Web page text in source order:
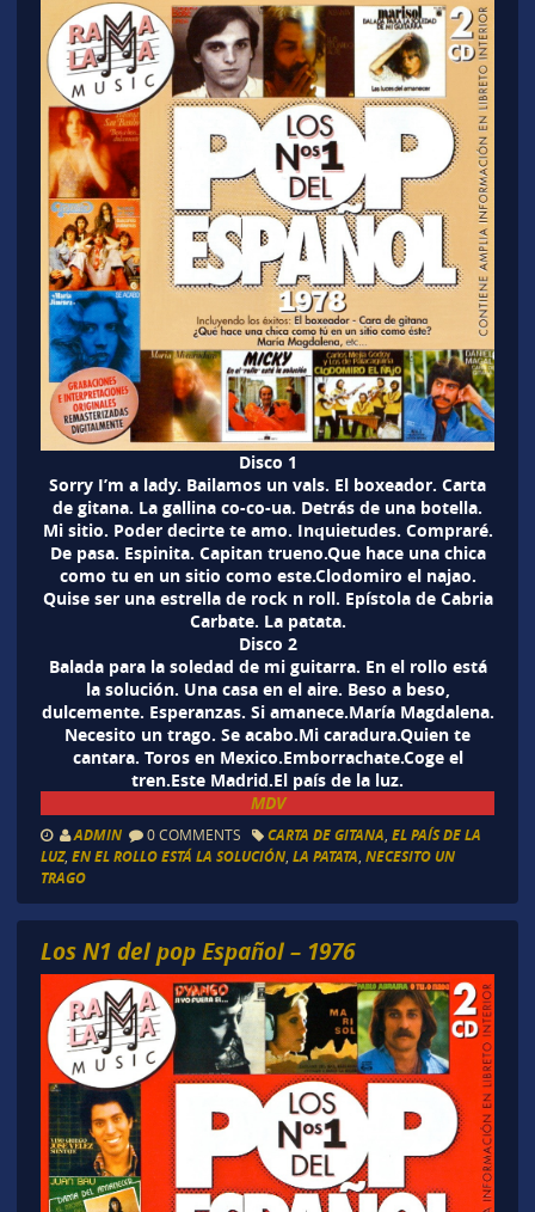
Disco 1
Sorry I’m a lady. Bailamos un vals. El boxeador. Carta
de gitana. La gallina co-co-ua. Detrás de una botella.
Mi sitio. Poder decirte te amo. Inquietudes. Compraré.
De pasa. Espinita. Capitan trueno.Que hace una chica
como tu en un sitio como este.Clodomiro el najao.
Quise ser una estrella de rock n roll. Epístola de Cabria
Carbate. La patata.
Disco 2
Balada para la soledad de mi guitarra. En el rollo está
la solución. Una casa en el aire. Beso a beso,
dulcemente. Esperanzas. Si amanece.María Magdalena.
Necesito un trago. Se acabo.Mi caradura.Quien te
cantara. Toros en Mexico.Emborrachate.Coge el
tren.Este Madrid.El país de la luz.
MDV
ADMIN 0 COMMENTS CARTA DE GITANA EL PAÍS DE LA
LUZ, EN EL ROLLO ESTÁ LA SOLUCIÓN, LA PATATA NECESITO UN
TRAGO
Los N1 del pop Español – 1976